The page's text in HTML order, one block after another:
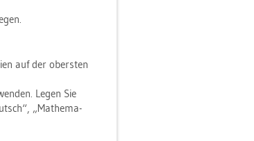
auf der obers­ten
Legen Sie
„Ma­the­ma­